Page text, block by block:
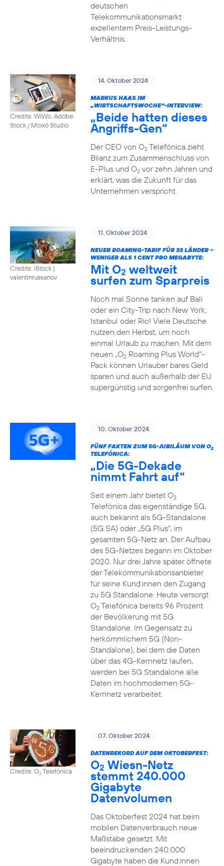
deutschen
Telekommunikationsmarkt
exzellentem Preis-Leistungs-
Verhältnis.
Credits: WiWo, Adobe
Stock / Moixó Studio
14. Oktober 2024
MARKUS HAAS IM
„WIRTSCHAFTSWOCHE“-INTERVIEW:
„Beide hatten dieses
Angriffs-Gen“
Der CEO von O2Telefónica zieht
Bilanz zum Zusammenschluss von
E-Plus und O2vor zehn Jahren und
erklärt, was die Zukunft für das
Unternehmen verspricht.
Credits: iStock |
valentinrussanov
11. Oktober 2024
NEUER ROAMING-TARIF FÜR 33 LÄNDER –
WENIGER ALS 1 CENT PRO MEGABYTE:
Mit O2 weltweit
surfen zum Sparpreis
Noch mal Sonne tanken auf Bali
oder ein City-Trip nach New York,
Istanbul oder Rio! Viele Deutsche
nutzen den Herbst, um noch
einmal Urlaub zu machen. Mit dem
neuen „O2Roaming Plus World“-
Pack können Urlauber bares Geld
sparen und auch außerhalb der EU
supergünstig und sorgenfrei surfen.
10. Oktober 2024
FÜNF FAKTEN ZUM 5G-JUBILÄUM VON O2
TELEFÓNICA:
„Die 5G-Dekade
nimmt Fahrt auf“
Seit einem Jahr bietet O2
Telefónica das eigenständige 5G,
auch bekannt als 5G-Standalone
(5G SA) oder „5G Plus“, im
gesamten 5G-Netz an. Der Aufbau
des 5G-Netzes begann im Oktober
2020. Nur drei Jahre später öffnete
der Telekommunikationsanbieter
für seine Kund:innen den Zugang
zu 5G Standalone. Heute versorgt
O2Telefónica bereits 96 Prozent
der Bevölkerung mit 5G
Standalone. Im Gegensatz zu
herkömmlichem 5G (Non-
Standalone), bei dem die Daten
über das 4G-Kernnetz laufen,
werden bei 5G Standalone alle
Daten im hochmodernen 5G-
Kernnetz verarbeitet.
Credits: O2Telefónica
07. Oktober 2024
DATENREKORD AUF DEM OKTOBERFEST:
O2 Wiesn-Netz
stemmt 240.000
Gigabyte
Datenvolumen
Das Oktoberfest 2024 hat beim
mobilen Datenverbrauch neue
Maßstäbe gesetzt. Mit
beeindruckenden 240.000
Gigabyte haben die Kund:innen